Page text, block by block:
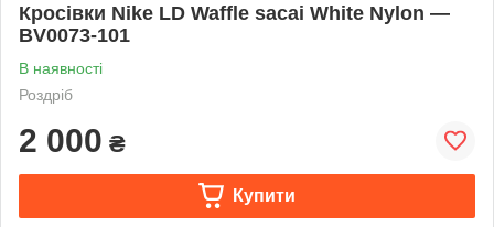
Кросівки Nike LD Waffle sacai White Nylon —
BV0073-101
В наявності
Роздріб
2 000 ₴
Купити